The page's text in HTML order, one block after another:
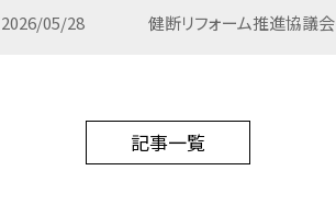
2026/05/28
健断リフォーム推進協議会
記事一覧